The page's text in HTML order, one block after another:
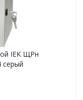
IEK ЩРн
серый